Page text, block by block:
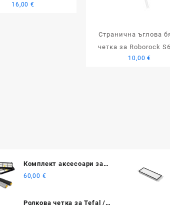
16,00 €
Странична ъглова
четка за Roborock
10,00€
Комплект аксесоари за
прахосмукачки-роботи
60,00 €
Ролкова четка за Tefal /